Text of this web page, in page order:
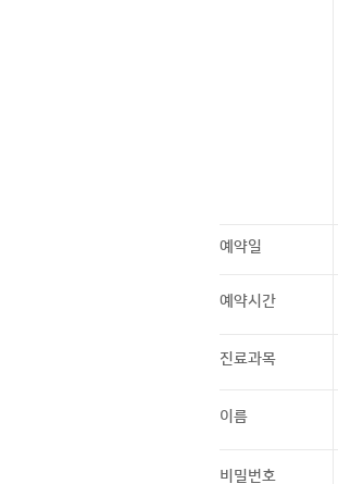
예약일
예약시간
진료과목
이름
비밀번호